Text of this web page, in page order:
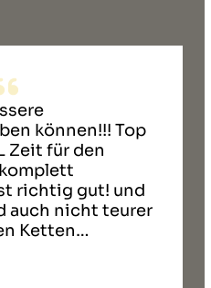
können!!! Top
Zeit für den
richtig gut! und
auch nicht teurer
Ketten…